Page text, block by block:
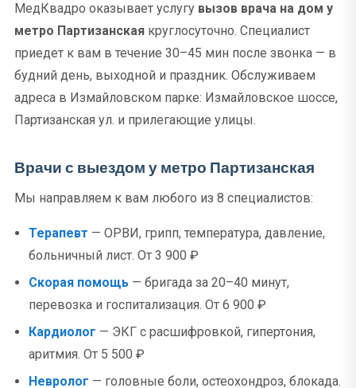
МедКвадро оказывает услугу вызов врача на дом у
метро Партизанская круглосуточно. Специалист
приедет к вам в течение 30–45 мин после звонка — в
будний день, выходной и праздник. Обслуживаем
адреса в Измайловском парке: Измайловское шоссе,
Партизанская ул. и прилегающие улицы.
Врачи с выездом у метро Партизанская
Мы направляем к вам любого из 8 специалистов:
Терапевт — ОРВИ, грипп, температура, давление,
больничный лист. От 3 900 ₽
Скорая помощь — бригада за 20–40 минут,
перевозка и госпитализация. От 6 900 ₽
Кардиолог — ЭКГ с расшифровкой, гипертония,
аритмия. От 5 500 ₽
Невролог — головные боли, остеохондроз, блокада.